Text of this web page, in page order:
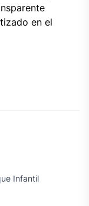
en el
Infantil